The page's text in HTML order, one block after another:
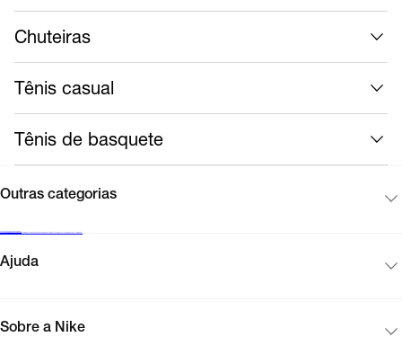
Chuteiras
Tênis casual
Tênis de basquete
Outras categorias
Ajuda
Sobre a Nike